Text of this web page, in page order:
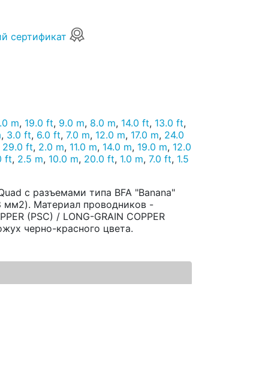
сертификат
m, 19.0 ft, 9.0 m, 8.0 m, 14.0 ft, 13.0 ft,
, 3.0 ft, 6.0 ft, 7.0 m, 12.0 m, 17.0 m, 24.0
29.0 ft, 2.0 m, 11.0 m, 14.0 m, 19.0 m, 12.0
ft, 2.5 m, 10.0 m, 20.0 ft, 1.0 m, 7.0 ft, 1.5
с разъемами типа BFA "Banana"
мм2). Материал проводников -
(PSC) / LONG-GRAIN COPPER
черно-красного цвета.